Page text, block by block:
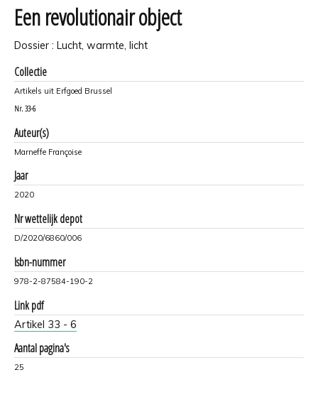
Een revolutionair object
Dossier : Lucht, warmte, licht
Collectie
Artikels uit Erfgoed Brussel
Nr. 33-6
Auteur(s)
Marneffe Françoise
Jaar
2020
Nr wettelijk depot
D/2020/6860/006
Isbn-nummer
978-2-87584-190-2
Link pdf
Artikel 33 - 6
Aantal pagina's
25